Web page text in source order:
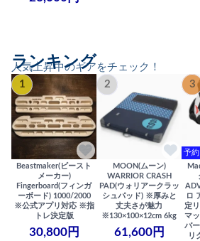
人気上昇中のギアをチェック！
ランキング
1
Beastmaker(ビースト
メーカー)
Fingerboard(フィンガ
ーボード) 1000/2000
※公式アプリ対応 ※指
トレ決定版
30,800円
2
MOON(ムーン)
WARRIOR CRASH
PAD(ウォリアークラッ
シュパッド) ※厚みと
丈夫さが魅力
※130×100×12cm 6kg
61,600円
3
予
ロ
定
マ
バ
リ